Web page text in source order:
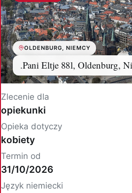
OLDENBURG, NIEMCY
.Pani Eltje 88l, Oldenburg,
Zlecenie dla
opiekunki
Opieka dotyczy
kobiety
Termin od
31/10/2026
Język niemiecki